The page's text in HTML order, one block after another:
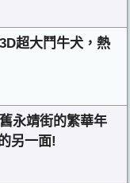
超大鬥牛犬，熱
永靖街的繁華年
另一面!